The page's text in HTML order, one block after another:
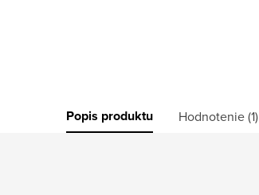
Popis produktu Hodnotenie (1)